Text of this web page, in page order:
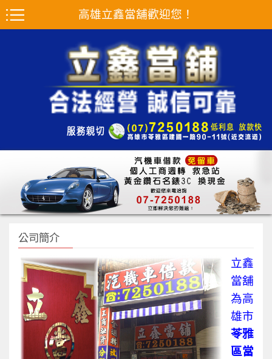
高雄立鑫當舖歡迎您！
公司簡介
立鑫
當舖
為高
雄市
苓雅
區當